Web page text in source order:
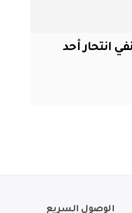
انتحار أحد
الوصول السريع